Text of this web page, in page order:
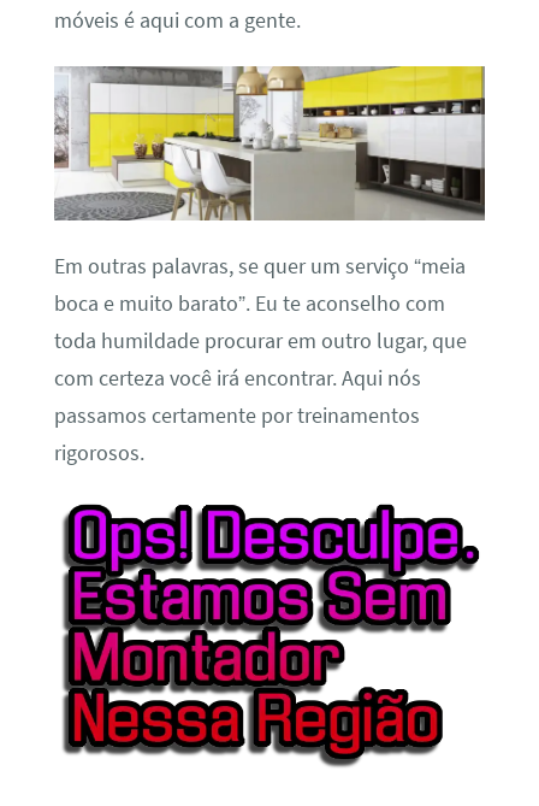
móveis é aqui com a gente.
Em outras palavras, se quer um serviço “meia
boca e muito barato”. Eu te aconselho com
toda humildade procurar em outro lugar, que
com certeza você irá encontrar. Aqui nós
passamos certamente por treinamentos
rigorosos.